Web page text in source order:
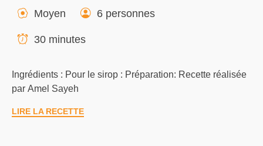
Moyen 6 personnes
30 minutes
Ingrédients : Pour le sirop : Préparation: Recette réalisée
par Amel Sayeh
LIRE LA RECETTE